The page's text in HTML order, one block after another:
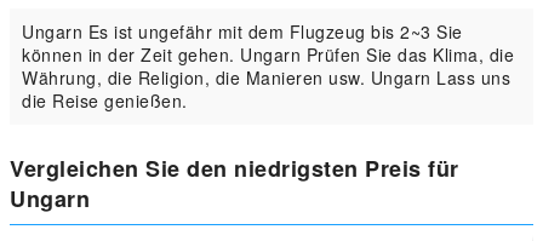
Ungarn Es ist ungefähr mit dem Flugzeug bis 2~3 Sie
können in der Zeit gehen. Ungarn Prüfen Sie das Klima, die
Währung, die Religion, die Manieren usw. Ungarn Lass uns
die Reise genießen.
Vergleichen Sie den niedrigsten Preis für
Ungarn